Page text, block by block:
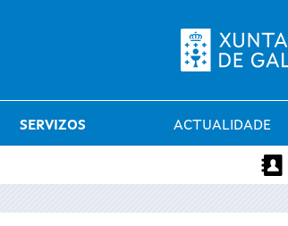
SERVIZOS ACTUALIDADE